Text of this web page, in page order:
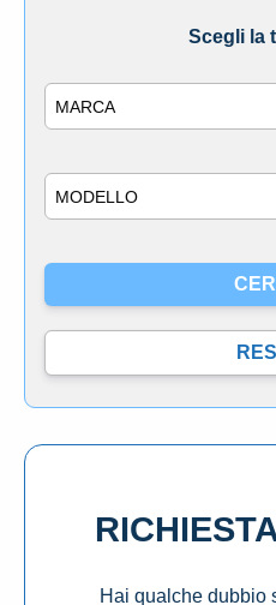
Scegli la
Hai qualche dubbio